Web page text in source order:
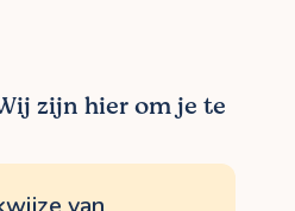
zijn hier om je te